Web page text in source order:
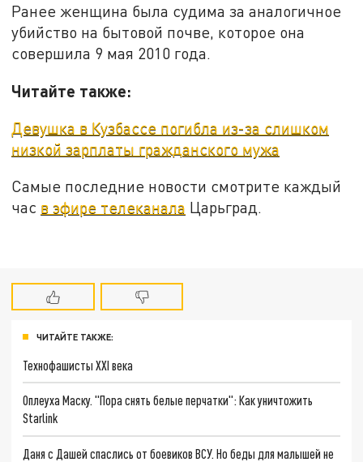
Ранее женщина была судима за аналогичное
убийство на бытовой почве, которое она
совершила 9 мая 2010 года.
Читайте также:
Девушка в Кузбассе погибла из-за слишком
низкой зарплаты гражданского мужа
Самые последние новости смотрите каждый
час в эфире телеканала Царьград.
ЧИТАЙТЕ ТАКЖЕ:
Технофашисты XXI века
Оплеуха Маску. "Пора снять белые перчатки": Как уничтожить
Starlink
Даня с Дашей спаслись от боевиков ВСУ. Но беды для малышей не